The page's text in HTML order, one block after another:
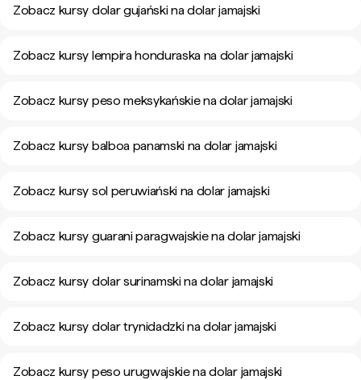
Zobacz kursy dolar gujański na dolar jamajski
Zobacz kursy lempira honduraska na dolar jamajski
Zobacz kursy peso meksykańskie na dolar jamajski
Zobacz kursy balboa panamski na dolar jamajski
Zobacz kursy sol peruwiański na dolar jamajski
Zobacz kursy guarani paragwajskie na dolar jamajski
Zobacz kursy dolar surinamski na dolar jamajski
Zobacz kursy dolar trynidadzki na dolar jamajski
Zobacz kursy peso urugwajskie na dolar jamajski